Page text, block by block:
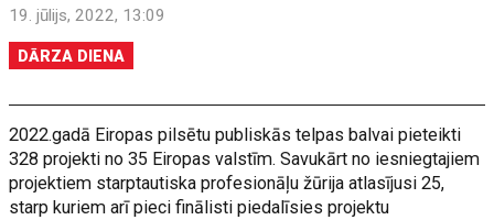
19. jūlijs, 2022, 13:09
DĀRZA DIENA
2022.gadā Eiropas pilsētu publiskās telpas balvai pieteikti
328 projekti no 35 Eiropas valstīm. Savukārt no iesniegtajiem
projektiem starptautiska profesionāļu žūrija atlasījusi 25,
starp kuriem arī pieci finālisti piedalīsies projektu